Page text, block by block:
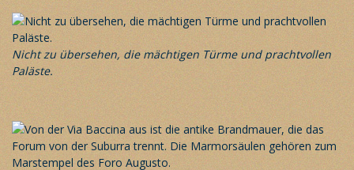
Nicht zu übersehen, die mächtigen Türme und prachtvollen
Paläste.